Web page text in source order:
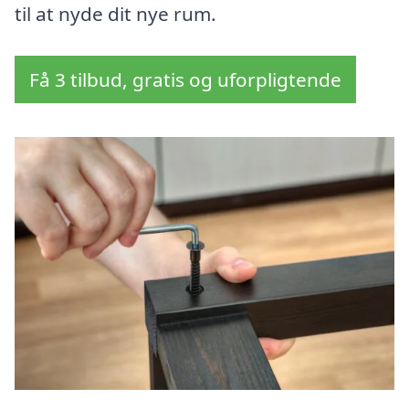
til at nyde dit nye rum.
Få 3 tilbud, gratis og uforpligtende